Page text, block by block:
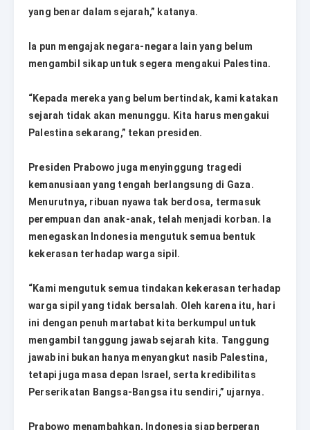
yang benar dalam sejarah,” katanya.
Ia pun mengajak negara-negara lain yang belum
mengambil sikap untuk segera mengakui Palestina.
“Kepada mereka yang belum bertindak, kami katakan
sejarah tidak akan menunggu. Kita harus mengakui
Palestina sekarang,” tekan presiden.
Presiden Prabowo juga menyinggung tragedi
kemanusiaan yang tengah berlangsung di Gaza.
Menurutnya, ribuan nyawa tak berdosa, termasuk
perempuan dan anak-anak, telah menjadi korban. Ia
menegaskan Indonesia mengutuk semua bentuk
kekerasan terhadap warga sipil.
“Kami mengutuk semua tindakan kekerasan terhadap
warga sipil yang tidak bersalah. Oleh karena itu, hari
ini dengan penuh martabat kita berkumpul untuk
mengambil tanggung jawab sejarah kita. Tanggung
jawab ini bukan hanya menyangkut nasib Palestina,
tetapi juga masa depan Israel, serta kredibilitas
Perserikatan Bangsa-Bangsa itu sendiri,” ujarnya.
Prabowo menambahkan, Indonesia siap berperan